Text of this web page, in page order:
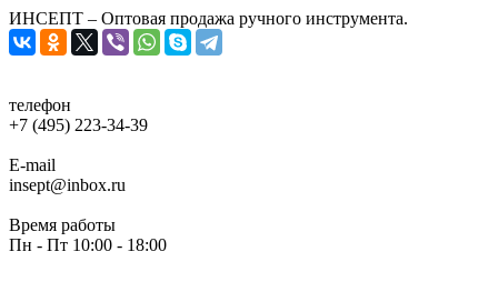
ИНСЕПТ – Оптовая продажа ручного инструмента.
телефон
+7 (495) 223-34-39
E-mail
insept@inbox.ru
Время работы
Пн - Пт 10:00 - 18:00